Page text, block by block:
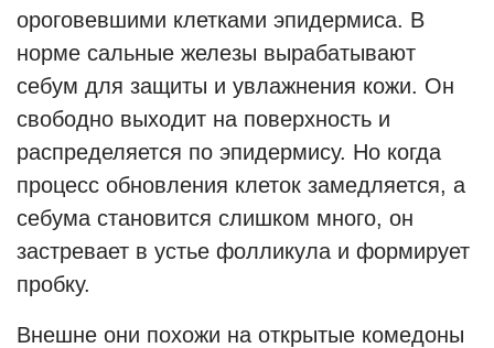
ороговевшими клетками эпидермиса. В
норме сальные железы вырабатывают
себум для защиты и увлажнения кожи. Он
свободно выходит на поверхность и
распределяется по эпидермису. Но когда
процесс обновления клеток замедляется, а
себума становится слишком много, он
застревает в устье фолликула и формирует
пробку.
Внешне они похожи на открытые комедоны